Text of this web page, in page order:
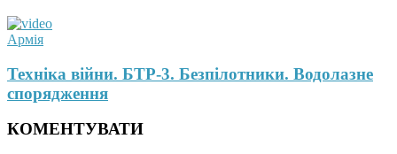
Армія
Техніка війни. БТР-3. Безпілотники. Водолазне
спорядження
КОМЕНТУВАТИ